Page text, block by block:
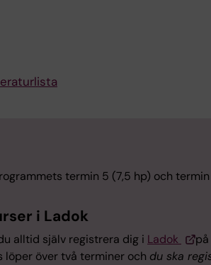
termin 5 (7,5 hp) och termin
i Ladok
alltid själv registrera dig i Ladok
löper över två terminer och du ska